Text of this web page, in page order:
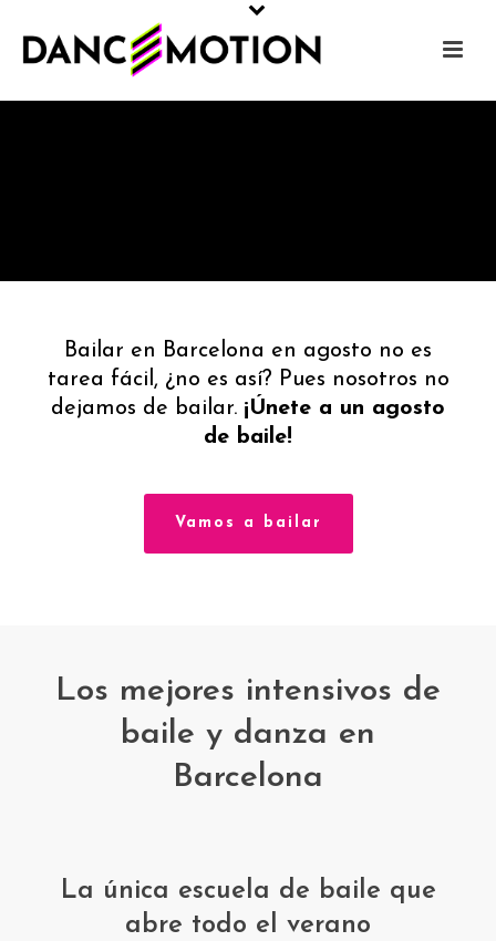
Bailar en Barcelona en agosto no es
tarea fácil, ¿no es así? Pues nosotros no
dejamos de bailar. ¡Únete a un agosto
de baile!
Vamos a bailar
Los mejores intensivos de
baile y danza en
Barcelona
La única escuela de baile que
abre todo el verano